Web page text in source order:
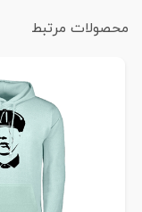
محصولات مرتبط